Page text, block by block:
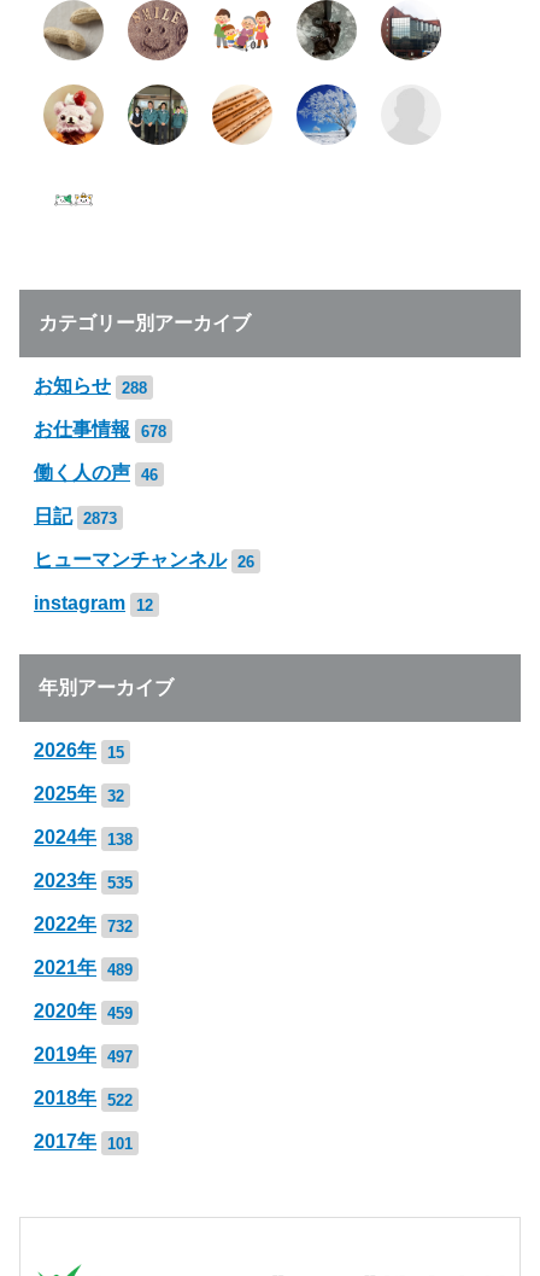
カテゴリー別アーカイブ
お知らせ 288
お仕事情報 678
働く人の声 46
日記 2873
ヒューマンチャンネル 26
instagram 12
年別アーカイブ
2026年 15
2025年 32
2024年 138
2023年 535
2022年 732
2021年 489
2020年 459
2019年 497
2018年 522
2017年 101